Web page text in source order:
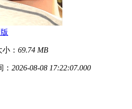
小： 69.74 MB
： 2026-08-08 17:22:07.000